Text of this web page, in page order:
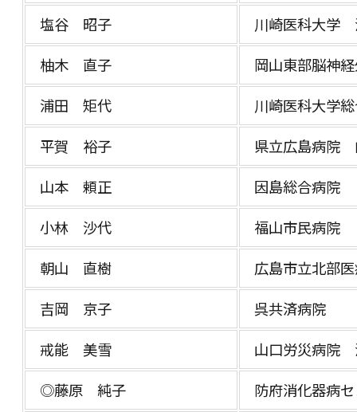
塩谷 昭子
川崎医科大学
柚木 直子
岡山東部脳神
浦田 矩代
川崎医科大学
平賀 裕子
県立広島病院
山本 頼正
因島総合病院
小林 沙代
福山市民病院
朝山 直樹
広島市立北部
吉岡 京子
呉共済病院
戒能 美雪
山口労災病院
◎藤原 純子
防府消化器病